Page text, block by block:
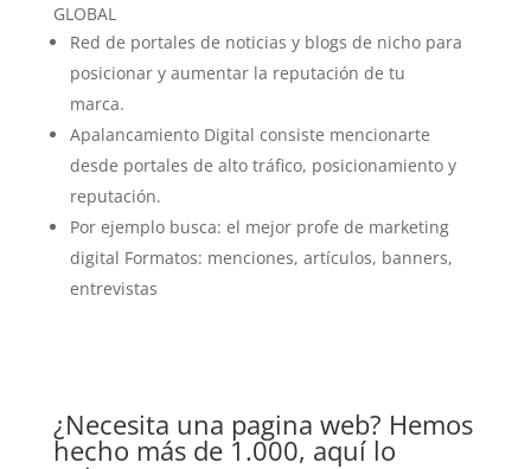
GLOBAL
Red de portales de noticias y blogs de nicho para
posicionar y aumentar la reputación de tu
marca.
Apalancamiento Digital consiste mencionarte
desde portales de alto tráfico, posicionamiento y
reputación.
Por ejemplo busca: el mejor profe de marketing
digital Formatos: menciones, artículos, banners,
entrevistas
¿Necesita una pagina web? Hemos
hecho más de 1.000, aquí lo